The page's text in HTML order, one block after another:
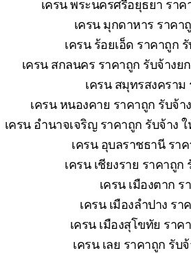
เครน พระนครศรีอยุธยา รา
เครน มุกดาหาร ราคา
เครน ร้อยเอ็ด ราคาถูก
เครน สกลนคร ราคาถูก รับจ้างย
เครน สมุทรสงคราม
เครน หนองคาย ราคาถูก รับจ้า
เครน อำนาจเจริญ ราคาถูก รับจ้าง
เครน อุบลราชธานี รา
เครน เชียงราย ราคาถู
เครน เมืองตาก
เครน เมืองลำปาง ร
เครน เมืองสุโขทัย รา
เครน เลย ราคาถูก รับ